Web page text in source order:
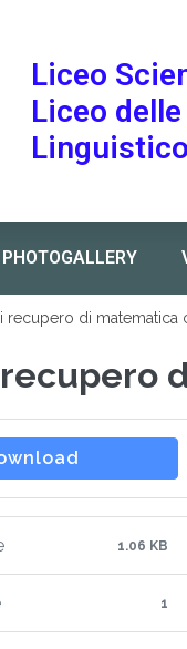
Liceo
Liceo
Linguistico
PHOTOGALLERY
recupero di matematica
1.06 KB
1